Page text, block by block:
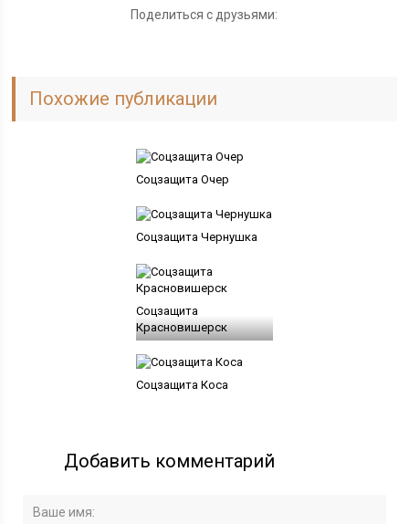
Поделиться с друзьями:
Похожие публикации
Соцзащита Очер
Соцзащита Чернушка
Соцзащита
Красновишерск
Соцзащита Коса
Добавить комментарий